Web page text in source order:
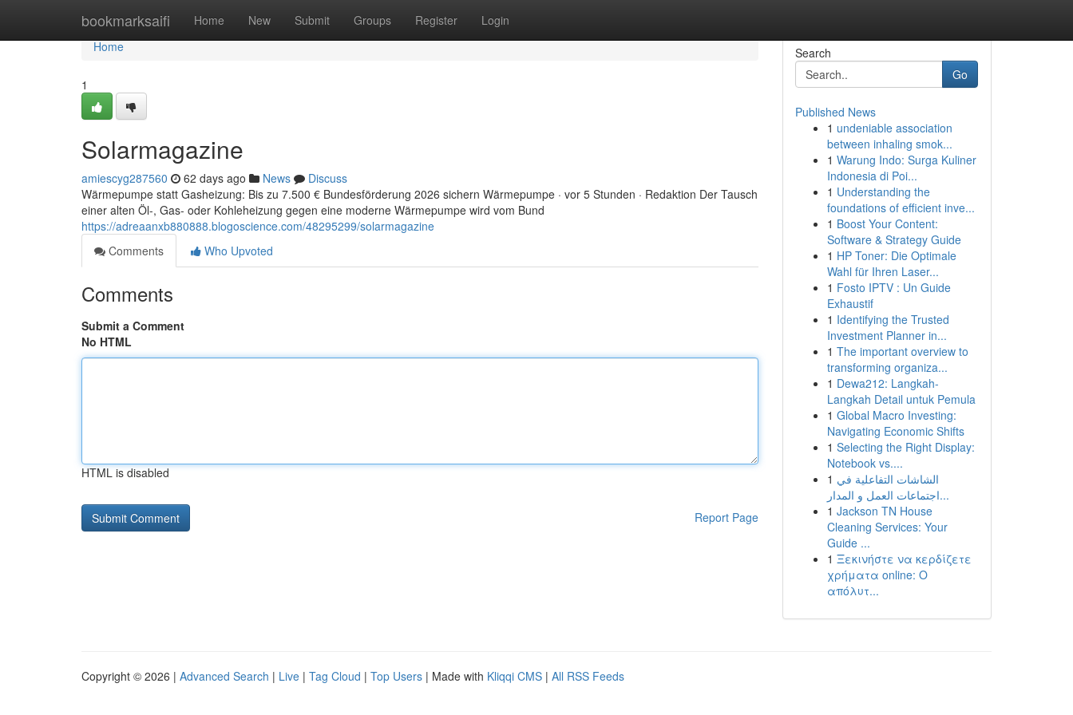
bookmarksaifi Home New Submit Groups Register Login
Home
Home
1
Solarmagazine
amiescyg287560 62 days ago News
Discuss
Wärmepumpe statt Gasheizung: Bis zu 7.500 € Bundesförderung 2026 sichern Wärmepumpe · vor 5 Stunden · Redaktion Der Tausch
einer alten Öl-, Gas- oder Kohleheizung gegen eine moderne Wärmepumpe wird vom Bund
https://adreaanxb880888.blogoscience.com/48295299/solarmagazine
Comments
Who Upvoted
Comments
Submit a Comment
No HTML
HTML is disabled
Report Page
Search
Go
Published News
1 undeniable association
between inhaling smok...
1 Warung Indo: Surga Kuliner
Indonesia di Poi...
1 Understanding the
foundations of efficient inve...
1 Boost Your Content:
Software & Strategy Guide
1 HP Toner: Die Optimale
Wahl für Ihren Laser...
1 Fosto IPTV : Un Guide
Exhaustif
1 Identifying the Trusted
Investment Planner in...
1 The important overview to
transforming organiza...
1 Dewa212: Langkah-
Langkah Detail untuk Pemula
1 Global Macro Investing:
Navigating Economic Shifts
1 Selecting the Right Display:
Notebook vs....
1 الشاشات التفاعلية في
اجتماعات العمل و المدار...
1 Jackson TN House
Cleaning Services: Your
Guide ...
1 Ξεκινήστε να κερδίζετε
χρήματα online: Ο
απόλυτ...
Copyright © 2026 | Advanced Search | Live | Tag Cloud | Top Users | Made with Kliqqi CMS | All RSS Feeds